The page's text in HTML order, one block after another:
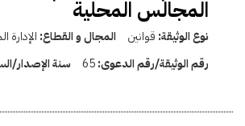
المجالس المحلية
نوع الوثيقة: قوانين المجال و القطاع: الإدارة
رقم الوثيقة/رقم الدعوى:65 سنة الإصدار/